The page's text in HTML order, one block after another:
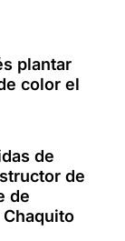
plantar
color el
de
de
de
Chaquito